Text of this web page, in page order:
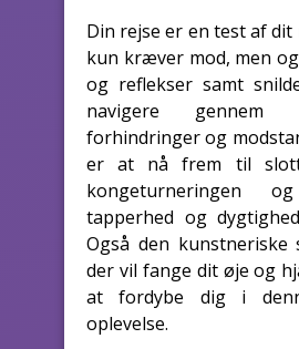
Din rejse er en test af dit
kun kræver mod, men
og reflekser samt
navigere
forhindringer og
er at nå frem til
kongeturneringen
tapperhed og
Også den
der vil fange dit øje og
at fordybe dig i
oplevelse.